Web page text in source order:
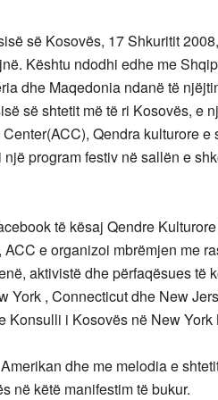
së Kosovës, 17 Shkuritit
Kështu ndodhi edhe me
dhe Maqedonia ndanë të
së shtetit më të ri Kosovës, e
Qendra kulturore e
program festiv në sallën e
të kësaj Qendre
e organizoi mbrëmjen me
aktivistë dhe përfaqësues të
, Connecticut dhe New
Konsulli i Kosovës në New
dhe me melodia e
në këtë manifestim të bukur.